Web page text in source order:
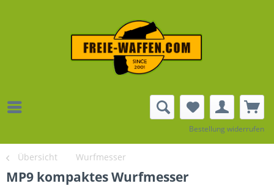
Bestellung widerrufen
Übersicht Wurfmesser
MP9 kompaktes Wurfmesser